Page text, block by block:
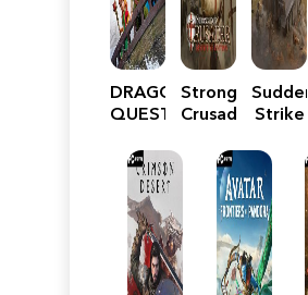
DRAGON
QUEST
Reimagined
Stronghold
Crusader:
Edition
Sudden
Strike